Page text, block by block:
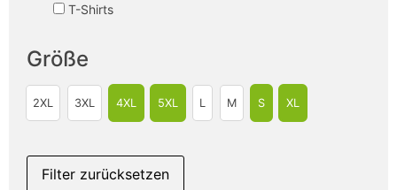
T-Shirts
Größe
2XL 3XL 4XL 5XL L M S XL
Filter zurücksetzen